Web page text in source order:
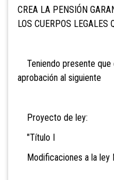
CREA LA PENSIÓN
LOS CUERPOS LEGALES
Teniendo presente que
aprobación al siguiente
Proyecto de ley:
"Título I
Modificaciones a la ley